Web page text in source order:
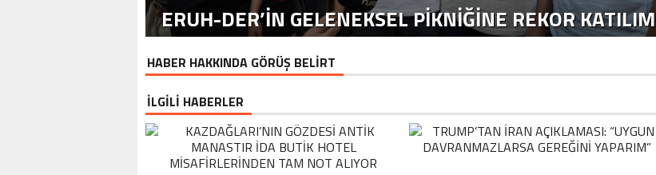
ERUH-DER’IN GELENEKSEL PIKNIĞINE REKOR KATILIM
HABER HAKKINDA GÖRÜŞ BELİRT
İLGİLİ HABERLER